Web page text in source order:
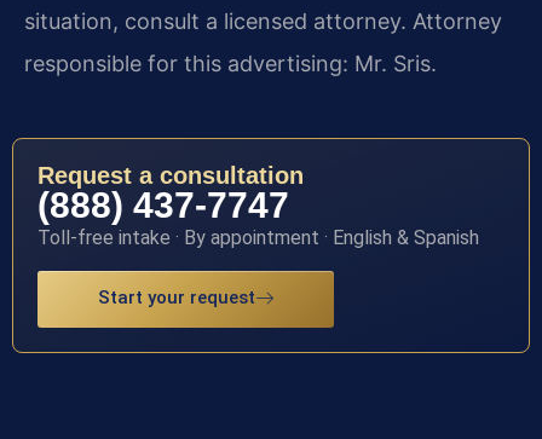
situation, consult a licensed attorney. Attorney
responsible for this advertising: Mr. Sris.
Request a consultation
(888) 437-7747
Toll-free intake · By appointment · English & Spanish
Start your request